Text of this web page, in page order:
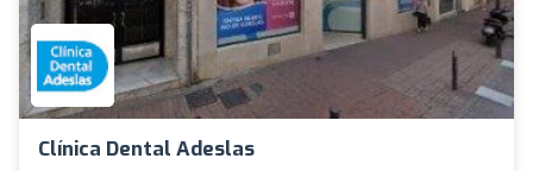
Clínica Dental Adeslas